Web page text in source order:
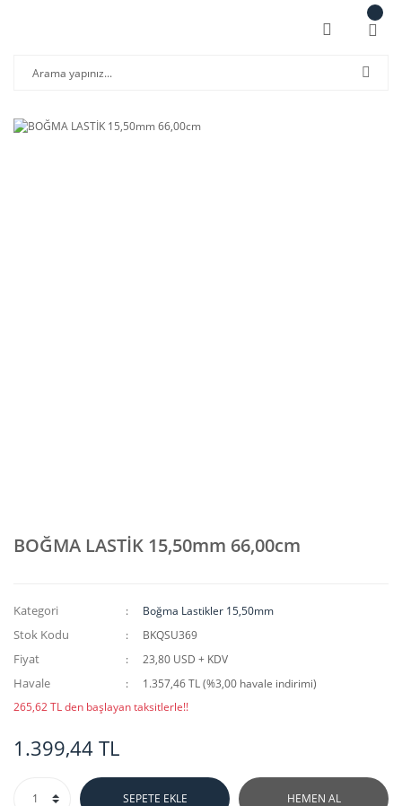
BOĞMA LASTİK 15,50mm 66,00cm
Kategori Boğma Lastikler 15,50mm
Stok Kodu BKQSU369
Fiyat 23,80 USD + KDV
Havale
1.357,46 TL (%3,00 havale indirimi)
265,62 TL den başlayan taksitlerle!!
1.399,44 TL
SEPETE EKLE HEMEN AL